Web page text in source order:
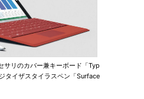
サリのカバー兼キーボード「Typ
タイザスタイラスペン「Surface